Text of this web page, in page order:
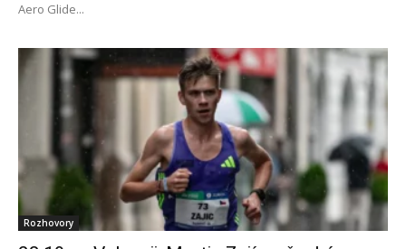
Aero Glide...
Rozhovory